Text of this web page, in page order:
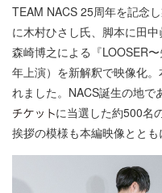
TEAM NACS 25周年を記念
に木村ひさし氏、脚本に田
森崎博之による『LOOSER
年上演）を新解釈で映像化
れました。NACS誕生の地で
に当選した約500名
挨拶の模様も本編映像ととも